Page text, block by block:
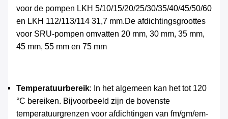
voor de pompen LKH 5/10/15/20/25/30/35/40/45/50/60
en LKH 112/113/114 31,7 mm.De afdichtingsgroottes
voor SRU-pompen omvatten 20 mm, 30 mm, 35 mm,
45 mm, 55 mm en 75 mm
Temperatuurbereik: In het algemeen kan het tot 120
°C bereiken. Bijvoorbeeld zijn de bovenste
temperatuurgrenzen voor afdichtingen van fm/gm/em-